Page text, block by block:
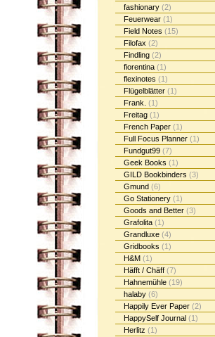
fashionary (2)
Feuerwear (1)
Field Notes (15)
Filofax (2)
Findling (2)
fiorentina (1)
flexinotes (1)
Flügelblätter (1)
Frank. (1)
Freitag (1)
French Paper (1)
Full Focus Planner (1)
Fundgut99 (7)
Geek Books (1)
GILD Bookbinders (3)
Gmund (6)
Go Stationery (1)
Goods and Better (3)
Grafolita (1)
Grandluxe (4)
Gridbooks (1)
H&M (1)
Häfft / Chäff (7)
Hahnemühle (19)
halaby (6)
Happily Ever Paper (2)
HappySelf Journal (1)
Herlitz (1)